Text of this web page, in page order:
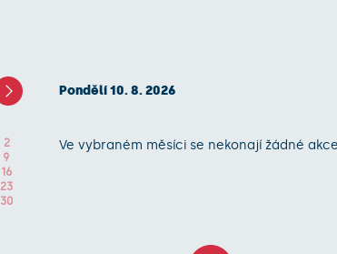
Pondělí 10. 8. 2026
2
9
16
23
30
Ve vybraném měsíci se nekonají žádné